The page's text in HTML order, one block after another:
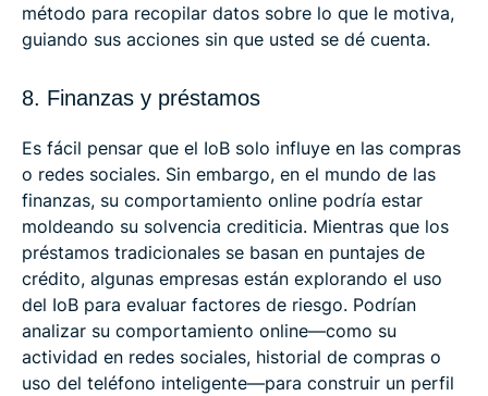
método para recopilar datos sobre lo que le motiva,
guiando sus acciones sin que usted se dé cuenta.
8. Finanzas y préstamos
Es fácil pensar que el IoB solo influye en las compras
o redes sociales. Sin embargo, en el mundo de las
finanzas, su comportamiento online podría estar
moldeando su solvencia crediticia. Mientras que los
préstamos tradicionales se basan en puntajes de
crédito, algunas empresas están explorando el uso
del IoB para evaluar factores de riesgo. Podrían
analizar su comportamiento online—como su
actividad en redes sociales, historial de compras o
uso del teléfono inteligente—para construir un perfil